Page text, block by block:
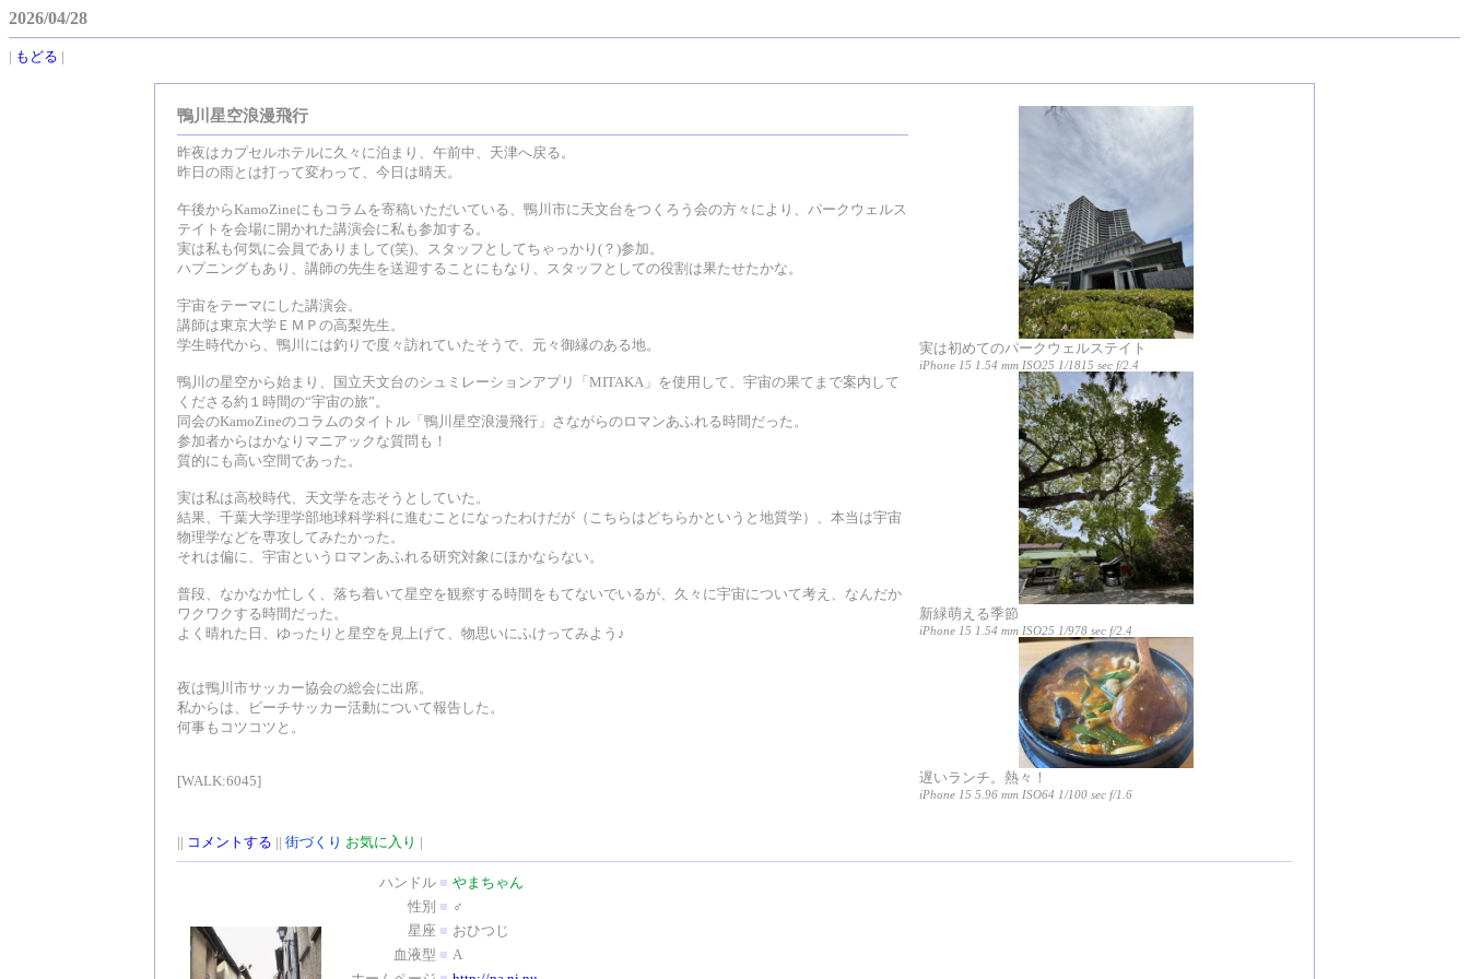
2026/04/28
| もどる |
鴨川星空浪漫飛行
昨夜はカプセルホテルに久々に泊まり、午前中、天津へ戻る。
昨日の雨とは打って変わって、今日は晴天。
午後からKamoZineにもコラムを寄稿いただいている、鴨川市に天文台をつくろう会の方々により、パークウェルス
テイトを会場に開かれた講演会に私も参加する。
実は私も何気に会員でありまして(笑)、スタッフとしてちゃっかり(？)参加。
ハプニングもあり、講師の先生を送迎することにもなり、スタッフとしての役割は果たせたかな。
宇宙をテーマにした講演会。
講師は東京大学ＥＭＰの高梨先生。
学生時代から、鴨川には釣りで度々訪れていたそうで、元々御縁のある地。
鴨川の星空から始まり、国立天文台のシュミレーションアプリ「MITAKA」を使用して、宇宙の果てまで案内して
くださる約１時間の“宇宙の旅”。
同会のKamoZineのコラムのタイトル「鴨川星空浪漫飛行」さながらのロマンあふれる時間だった。
参加者からはかなりマニアックな質問も！
質的にも高い空間であった。
実は私は高校時代、天文学を志そうとしていた。
結果、千葉大学理学部地球科学科に進むことになったわけだが（こちらはどちらかというと地質学）、本当は宇宙
物理学などを専攻してみたかった。
それは偏に、宇宙というロマンあふれる研究対象にほかならない。
普段、なかなか忙しく、落ち着いて星空を観察する時間をもてないでいるが、久々に宇宙について考え、なんだか
ワクワクする時間だった。
よく晴れた日、ゆったりと星空を見上げて、物思いにふけってみよう♪
夜は鴨川市サッカー協会の総会に出席。
私からは、ビーチサッカー活動について報告した。
何事もコツコツと。
[WALK:6045]
実は初めてのパークウェルステイト
iPhone 15 1.54 mm ISO25 1/1815 sec f/2.4
新緑萌える季節
iPhone 15 1.54 mm ISO25 1/978 sec f/2.4
遅いランチ。熱々！
iPhone 15 5.96 mm ISO64 1/100 sec f/1.6
|| コメントする || 街づくり お気に入り |
ハンドル ■ やまちゃん
性別 ■ ♂
星座 ■ おひつじ
血液型 ■ A